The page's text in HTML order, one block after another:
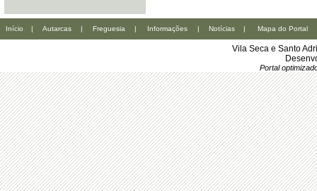
Início | Autarcas | Freguesia | Informações | Notícias | Mapa do Portal
Vila Seca e Santo
Portal